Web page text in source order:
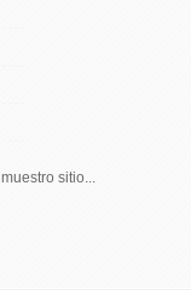
sitio...